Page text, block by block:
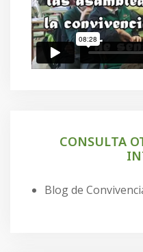
CONSULTA
Blog de